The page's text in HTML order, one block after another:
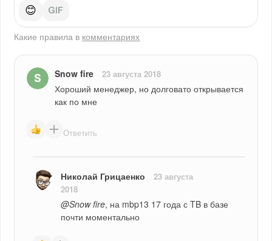
😊
Какие правила в комментариях
Snow fire 23 августа 2018
Хороший менеджер, но долговато открывается
как по мне
Ответить
Николай Грицаенко
23 августа
2018
@Snow fire, на mbp13 17 года с TB в базе
почти моментально